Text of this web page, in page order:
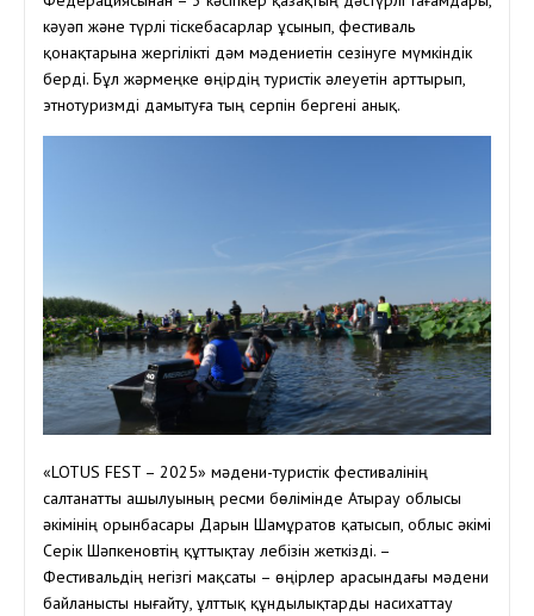
кәуәп және түрлі тіскебасарлар ұсынып, фестиваль
қонақтарына жергілікті дәм мәдениетін сезінуге мүмкіндік
берді. Бұл жәрмеңке өңірдің туристік әлеуетін арттырып,
этнотуризмді дамытуға тың серпін бергені анық.
«LOTUS FEST – 2025» мәдени-туристік фестивалінің
салтанатты ашылуының ресми бөлімінде Атырау облысы
әкімінің орынбасары Дарын Шамұратов қатысып, облыс әкімі
Серік Шәпкеновтің құттықтау лебізін жеткізді. –
Фестивальдің негізгі мақсаты – өңірлер арасындағы мәдени
байланысты нығайту, ұлттық құндылықтарды насихаттау